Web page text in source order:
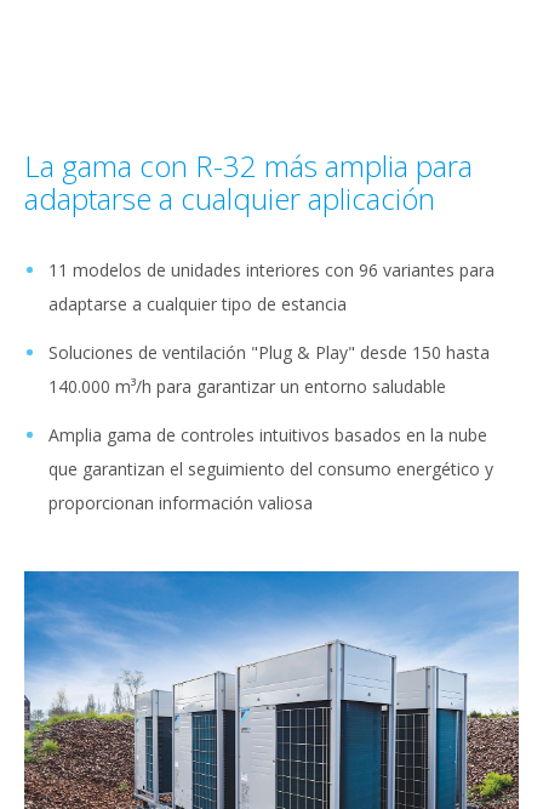
La gama con R-32 más amplia para
adaptarse a cualquier aplicación
11 modelos de unidades interiores con 96 variantes para
adaptarse a cualquier tipo de estancia
Soluciones de ventilación "Plug & Play" desde 150 hasta
140.000 m³/h para garantizar un entorno saludable
Amplia gama de controles intuitivos basados en la nube
que garantizan el seguimiento del consumo energético y
proporcionan información valiosa